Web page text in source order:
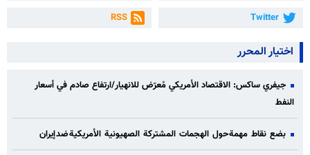
Twitter
RSS
اختيار المحرر
جيفري ساكس: الاقتصاد الأمريكي مُعرّض للانهيار/ارتفاع صادم في أسعار
النفط
بضع نقاط مهمة حول الهجمات المشتركة الصهيونية الأمريكية ضد إيران